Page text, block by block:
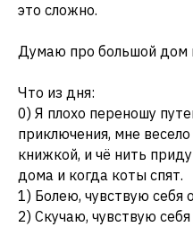
это сложно.
Думаю про большой дом
Что из дня:
0) Я плохо переношу
приключения, мне
книжкой, и чё нить
дома и когда коты спят.
1) Болею, чувствую себя
2) Скучаю, чувствую